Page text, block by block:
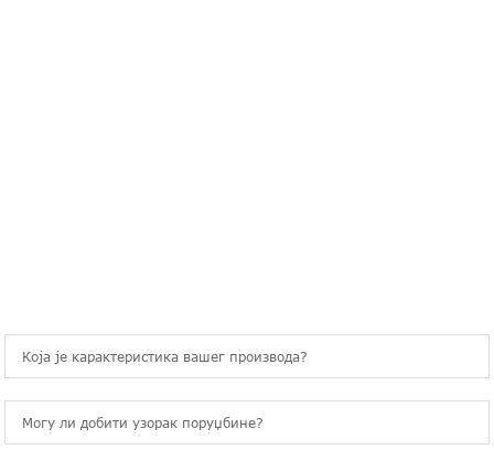
Која је карактеристика вашег производа?
Могу ли добити узорак поруџбине?